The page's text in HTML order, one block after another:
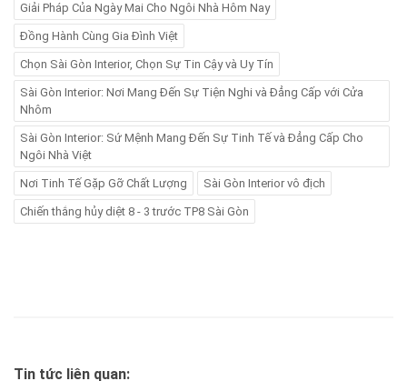
Giải Pháp Của Ngày Mai Cho Ngôi Nhà Hôm Nay
Đồng Hành Cùng Gia Đình Việt
Chọn Sài Gòn Interior, Chọn Sự Tin Cậy và Uy Tín
Sài Gòn Interior: Nơi Mang Đến Sự Tiện Nghi và Đẳng Cấp với Cửa
Nhôm
Sài Gòn Interior: Sứ Mệnh Mang Đến Sự Tinh Tế và Đẳng Cấp Cho
Ngôi Nhà Việt
Nơi Tinh Tế Gặp Gỡ Chất Lượng Sài Gòn Interior vô địch
Chiến thắng hủy diệt 8 - 3 trước TP8 Sài Gòn
Tin tức liên quan: